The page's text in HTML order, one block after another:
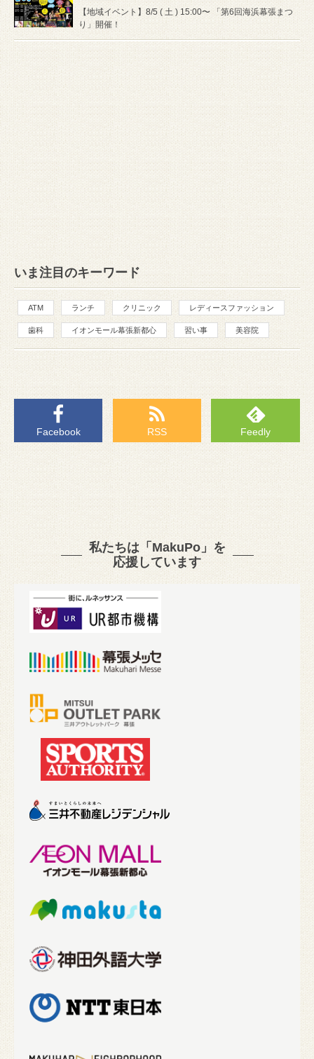
【地域イベント】8/5 ( 土 ) 15:00〜 「第6回海浜幕張まつ
り」開催！
いま注目のキーワード
ATM ランチ クリニック レディースファッション
歯科 イオンモール幕張新都心 習い事 美容院
Facebook RSS Feedly
私たちは「MakuPo」を
応援しています